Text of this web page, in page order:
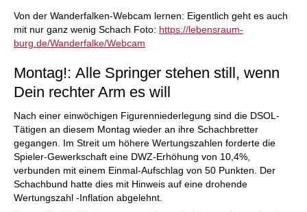
Von der Wanderfalken-Webcam lernen: Eigentlich geht es auch
mit nur ganz wenig Schach Foto: https://lebensraum-
burg.de/Wanderfalke/Webcam
Montag!: Alle Springer stehen still, wenn
Dein rechter Arm es will
Nach einer einwöchigen Figurenniederlegung sind die DSOL-
Tätigen an diesem Montag wieder an ihre Schachbretter
gegangen. Im Streit um höhere Wertungszahlen forderte die
Spieler-Gewerkschaft eine DWZ-Erhöhung von 10,4%,
verbunden mit einem Einmal-Aufschlag von 50 Punkten. Der
Schachbund hatte dies mit Hinweis auf eine drohende
Wertungszahl -Inflation abgelehnt.